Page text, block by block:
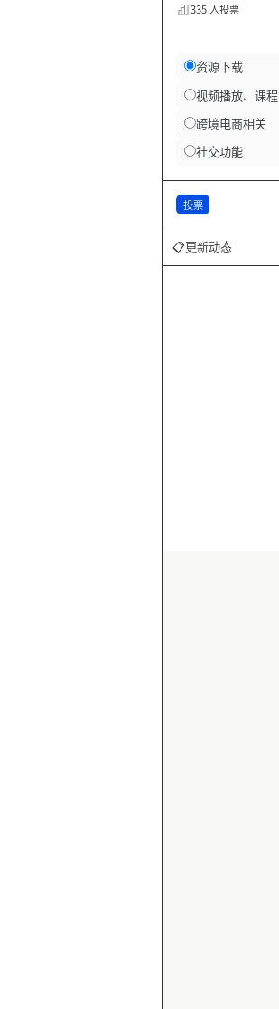
335 人投票
资源下载
视频播放、课程
跨境电商相关
社交功能
投票
📋更新动态